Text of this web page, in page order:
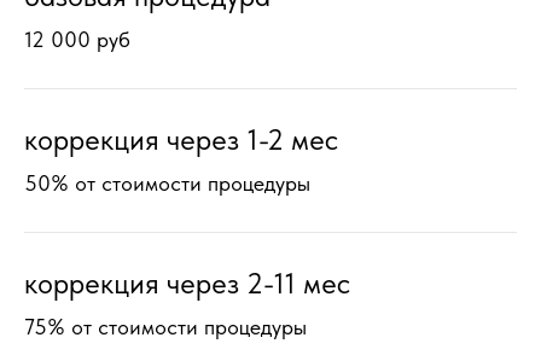
12 000 руб
коррекция через 1-2 мес
50% от стоимости процедуры
коррекция через 2-11 мес
75% от стоимости процедуры